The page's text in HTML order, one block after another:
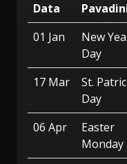
Data
01 Jan
New
Day
17 Mar
St.
Day
06 Apr
Easter
Monday